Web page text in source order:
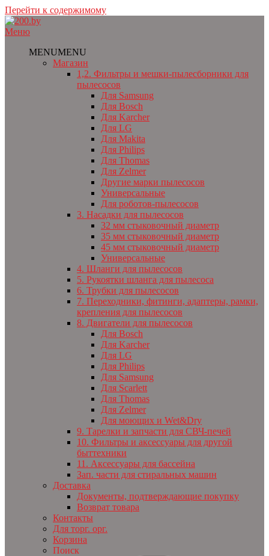
Перейти к содержимому
Меню
MENUMENU
Магазин
1,2. Фильтры и мешки-пылесборники для
пылесосов
Для Samsung
Для Bosch
Для Karcher
Для LG
Для Makita
Для Philips
Для Thomas
Для Zelmer
Другие марки пылесосов
Универсальные
Для роботов-пылесосов
3. Насадки для пылесосов
32 мм стыковочный диаметр
35 мм стыковочный диаметр
45 мм стыковочный диаметр
Универсальные
4. Шланги для пылесосов
5. Рукоятки шланга для пылесоса
6. Трубки для пылесосов
7. Переходники, фитинги, адаптеры, рамки,
крепления для пылесосов
8. Двигатели для пылесосов
Для Bosch
Для Karcher
Для LG
Для Philips
Для Samsung
Для Scarlett
Для Thomas
Для Zelmer
Для моющих и Wet&Dry
9. Тарелки и запчасти для СВЧ-печей
10. Фильтры и аксессуары для другой
быттехники
11. Аксессуары для бассейна
Зап. части для стиральных машин
Доставка
Документы, подтверждающие покупку
Возврат товара
Контакты
Для торг. орг.
Корзина
Поиск